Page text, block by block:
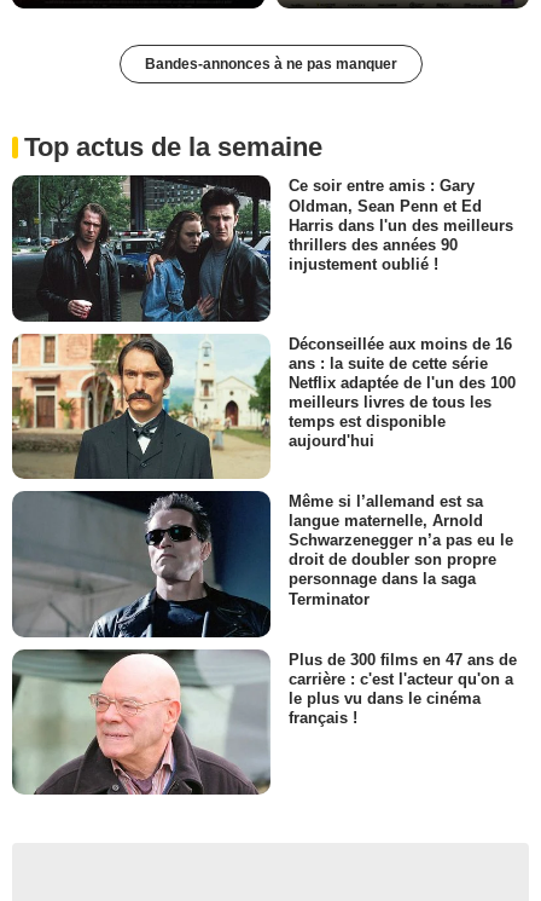
Bandes-annonces à ne pas manquer
Top actus de la semaine
Ce soir entre amis : Gary
Oldman, Sean Penn et Ed
Harris dans l'un des meilleurs
thrillers des années 90
injustement oublié !
Déconseillée aux moins de 16
ans : la suite de cette série
Netflix adaptée de l'un des 100
meilleurs livres de tous les
temps est disponible
aujourd'hui
Même si l’allemand est sa
langue maternelle, Arnold
Schwarzenegger n’a pas eu le
droit de doubler son propre
personnage dans la saga
Terminator
Plus de 300 films en 47 ans de
carrière : c'est l'acteur qu'on a
le plus vu dans le cinéma
français !